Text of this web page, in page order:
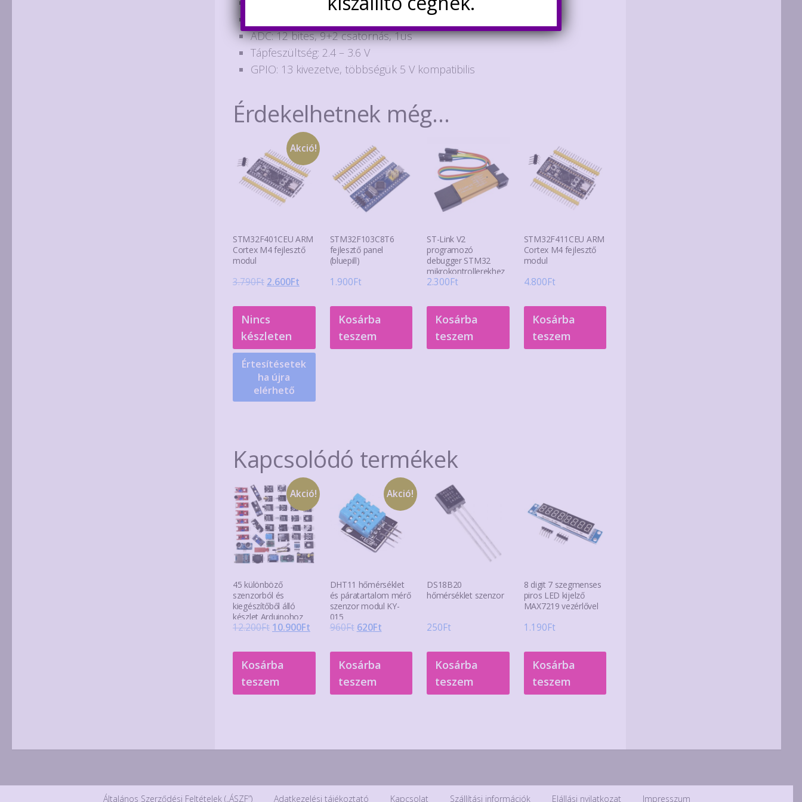
ADC: 12 bites, 9+2 csatornás, 1us
Tápfeszültség: 2.4 – 3.6 V
GPIO: 13 kivezetve, többségük 5 V kompatibilis
Érdekelhetnek még…
Akció!
STM32F401CEU ARM
Cortex M4 fejlesztő
modul
3.790Ft Original
was:
3.790Ft.
2.600Ft Current
Nincs
készleten
Értesítésetek
ha újra
elérhető
STM32F103C8T6
fejlesztő panel
(bluepill)
1.900Ft
Kosárba
teszem
ST-Link V2
programozó
debugger STM32
mikrokontrollerekhez
2.300Ft
Kosárba
teszem
STM32F411CEU ARM
Cortex M4 fejlesztő
modul
4.800Ft
Kosárba
teszem
Kapcsolódó termékek
Akció!
45 különböző
szenzorból és
kiegészítőből álló
készlet Arduinohoz
12.200Ft Original
was:
12.200Ft.
10.900Ft Current
10.900Ft.
Kosárba
teszem
Akció!
DHT11 hőmérséklet
és páratartalom mérő
szenzor modul KY-
015
960Ft Original
was:
960Ft.
620FtCurrent
Kosárba
teszem
DS18B20
hőmérséklet szenzor
250Ft
Kosárba
teszem
8 digit 7 szegmenses
piros LED kijelző
MAX7219 vezérlővel
1.190Ft
Kosárba
teszem
Általános Szerződési Feltételek („ÁSZF”) Adatkezelési tájékoztató Kapcsolat Szállítási információk Elállási nyilatkozat Impresszum